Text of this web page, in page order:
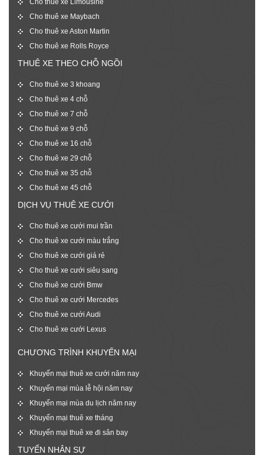
Cho thuê xe Maybach
Cho thuê xe Aston Martin
Cho thuê xe Rolls Royce
THUÊ XE THEO CHỖ NGỒI
Cho thuê xe 3 khoang
Cho thuê xe 4 chỗ
Cho thuê xe 7 chỗ
Cho thuê xe 9 chỗ
Cho thuê xe 16 chỗ
Cho thuê xe 29 chỗ
Cho thuê xe 35 chỗ
Cho thuê xe 45 chỗ
DỊCH VỤ THUÊ XE CƯỚI
Cho thuê xe cưới mui trần
Cho thuê xe cưới màu trắng
Cho thuê xe cưới giá rẻ
Cho thuê xe cưới siêu sang
Cho thuê xe cưới Bmw
Cho thuê xe cưới Mercedes
Cho thuê xe cưới Audi
Cho thuê xe cưới Lexus
CHƯƠNG TRÌNH KHUYẾN MẠI
Khuyến mại thuê xe cưới năm nay
Khuyến mại mùa lễ hội năm nay
Khuyến mại mùa du lịch năm nay
Khuyến mại thuê xe tháng
Khuyến mại thuê xe đi sân bay
TUYỂN NHÂN SỰ